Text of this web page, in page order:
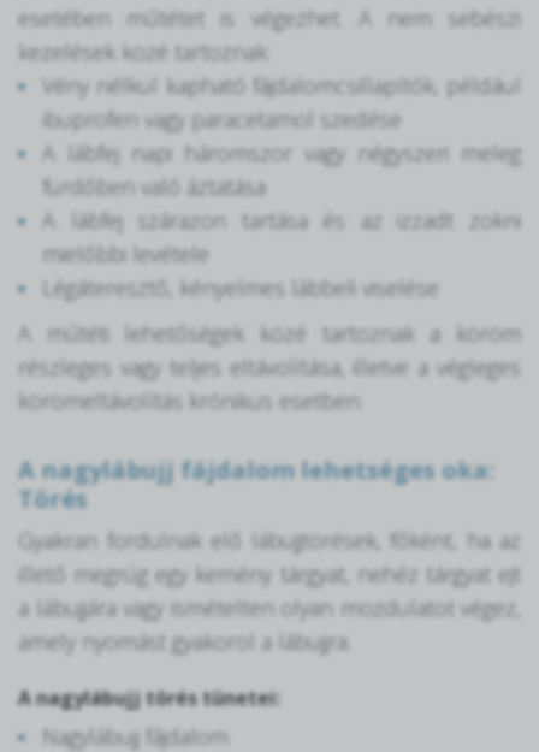
esetében műtétet is végezhet. A nem sebészi
kezelések közé tartoznak:
Vény nélkül kapható fájdalomcsillapítók, például
ibuprofen vagy paracetamol szedése
A lábfej napi háromszor vagy négyszeri meleg
fürdőben való áztatása
A lábfej szárazon tartása és az izzadt zokni
mielőbbi levétele
Légáteresztő, kényelmes lábbeli viselése
A műtéti lehetőségek közé tartoznak a köröm
részleges vagy teljes eltávolítása, illetve a végleges
körömeltávolítás krónikus esetben.
A nagylábujj fájdalom lehetséges oka:
Törés
Gyakran fordulnak elő lábujjtörések, főként, ha az
illető megrúg egy kemény tárgyat, nehéz tárgyat ejt
a lábujjára vagy ismételten olyan mozdulatot végez,
amely nyomást gyakorol a lábujjra.
A nagylábujj törés tünetei:
Nagylábujj fájdalom